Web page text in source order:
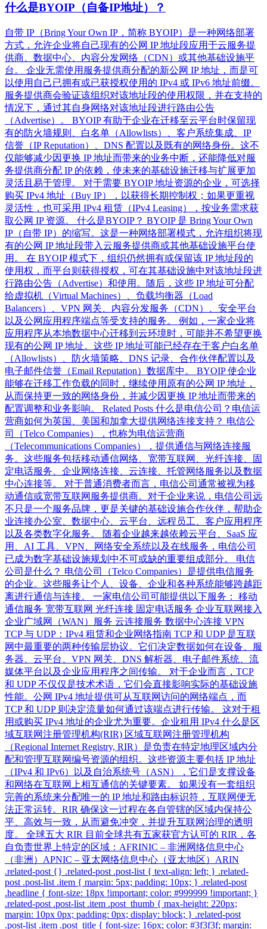
什么是BYOIP（自备IP地址）？
自带 IP（Bring Your Own IP，简称 BYOIP）是一种网络部署
方式，允许企业将自己现有的公网 IP 地址段应用于云服务提
供商、数据中心、内容分发网络（CDN）或其他基础设施平
台。 企业无需使用服务提供商分配的新公网 IP 地址，而是可
以使用自己已拥有或已获授权使用的 IPv4 或 IPv6 地址前缀。
服务提供商会验证该组织对该地址段的使用权限，并在支持的
情况下，通过其自身网络对该地址段进行路由公告
（Advertise）。 BYOIP 有助于企业在迁移至云平台时保留现
有的防火墙规则、白名单（Allowlists）、客户系统集成、IP
信誉（IP Reputation）、DNS 配置以及既有的网络身份。这不
仅能够减少因更换 IP 地址而带来的业务中断，还能降低对服
务提供商分配 IP 的依赖，使未来的基础设施迁移与扩展更加
灵活且易于管理。 对于需要 BYOIP 地址资源的企业，可选择
购买 IPv4 地址（Buy IP），以获得长期控制权；如果更重视
灵活性，也可采用 IPv4 租赁（IPv4 Leasing），按业务需求获
取公网 IP 资源。 什么是BYOIP？ BYOIP 是 Bring Your Own
IP（自带 IP）的缩写。这是一种网络部署模式，允许组织将现
有的公网 IP 地址段带入云服务提供商或其他基础设施平台使
用。 在 BYOIP 模式下，组织仍然拥有或保留该 IP 地址段的
使用权，而平台则获得授权，可在其基础设施中对该地址段进
行路由公告（Advertise）和使用。随后，这些 IP 地址可分配
给虚拟机（Virtual Machines）、负载均衡器（Load
Balancers）、VPN 网关、内容分发服务（CDN）、安全平台
以及公网应用程序端点等受支持的服务。 例如，一家企业将
应用程序从本地数据中心迁移到云环境时，可能并不希望更换
现有的公网 IP 地址。这些 IP 地址可能已经存在于客户白名单
（Allowlists）、防火墙策略、DNS 记录、合作伙伴配置以及
电子邮件信誉（Email Reputation）数据库中。 BYOIP 使企业
能够在迁移工作负载的同时，继续使用原有的公网 IP 地址，
从而保持更一致的网络身份，并减少因更换 IP 地址而带来的
配置调整和业务影响。 Related Posts 什么是电信公司？电信运
营商如何为英国、美国和加拿大提供网络连接支持？ 电信公
司（Telco Companies），也称为电信运营商
（Telecommunications Companies），提供通信与网络连接服
务。这些服务包括移动通信网络、宽带互联网、光纤连接、固
定电话服务、企业网络连接、云连接、托管网络服务以及数据
中心连接等。 对于普通消费者而言，电信公司通常被视为移
动通信或宽带互联网服务提供商。对于企业来说，电信公司远
不只是一个服务品牌，更是关键的基础设施合作伙伴，帮助企
业连接办公室、数据中心、云平台、远程员工、客户应用程序
以及各类数字化服务。 随着企业越来越依赖云平台、SaaS 应
用、AI 工具、VPN、网络安全系统以及在线服务，电信公司
已成为数字基础设施规划中不可或缺的重要组成部分。 电信
公司是什么？ 电信公司（Telco Companies）是提供电信服务
的企业。这些服务让个人、设备、企业和各种系统能够跨越距
离进行通信与连接。 一家电信公司可能提供以下服务： 移动
通信服务 宽带互联网 光纤连接 固定电话服务 企业互联网接入
企业广域网（WAN）服务 云连接服务 数据中心连接 VPN
TCP 与 UDP：IPv4 租赁和企业网络指南 TCP 和 UDP 是互联
网中最重要的两种传输层协议。它们决定数据如何在设备、服
务器、云平台、VPN 网关、DNS 解析器、电子邮件系统、流
媒体平台以及企业应用程序之间传输。 对于企业而言，TCP
和 UDP 不仅仅是技术术语，它们会直接影响实际的基础设施
性能。公网 IPv4 地址提供可从互联网访问的网络端点，而
TCP 和 UDP 则决定流量如何通过该端点进行传输。 这对于租
用或购买 IPv4 地址的企业尤为重要。企业租用 IPv4 什么是区
域互联网注册管理机构(RIR) 区域互联网注册管理机构
（Regional Internet Registry, RIR）是负责在特定地理区域内分
配和管理互联网编号资源的组织。这些资源主要包括 IP 地址
（IPv4 和 IPv6）以及自治系统号（ASN），它们是支撑设备
和网络在互联网上相互通信的关键要素。 如果没有一套组织
完善的系统来分配唯一的 IP 地址和路由标识符，互联网便无
法正常运转。RIR 确保这一过程在各自管辖的区域内保持公
平、高效与一致，从而避免冲突，并提升互联网治理的透明
度。 全球五大 RIR 目前全球共有五家获官方认可的 RIR，各
自负责世界上特定的区域：AFRINIC – 非洲网络信息中心
（非洲）APNIC – 亚太网络信息中心（亚太地区）ARIN
.related-post {} .related-post .post-list { text-align: left; } .related-
post .post-list .item { margin: 5px; padding: 10px; } .related-post
.headline { font-size: 18px !important; color: #999999 !important; }
.related-post .post-list .item .post_thumb { max-height: 220px;
margin: 10px 0px; padding: 0px; display: block; } .related-post
.post-list .item .post_title { font-size: 16px; color: #3f3f3f; margin: